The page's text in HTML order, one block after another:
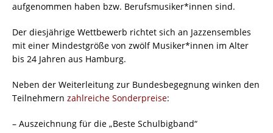
aufgenommen haben bzw. Berufsmusiker*innen sind.
Der diesjährige Wettbewerb richtet sich an Jazzensembles
mit einer Mindestgröße von zwölf Musiker*innen im Alter
bis 24 Jahren aus Hamburg.
Neben der Weiterleitung zur Bundesbegegnung winken den
Teilnehmern zahlreiche Sonderpreise:
– Auszeichnung für die „Beste Schulbigband“